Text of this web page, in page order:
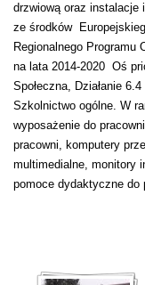
drzwiową oraz instalacje
ze środków
Regionalnego Programu
na lata 2014-2020 Oś
Społeczna, Działanie
Szkolnictwo ogólne. W
wyposażenie do
pracowni, komputery
multimedialne, monitory
pomoce dydaktyczne do